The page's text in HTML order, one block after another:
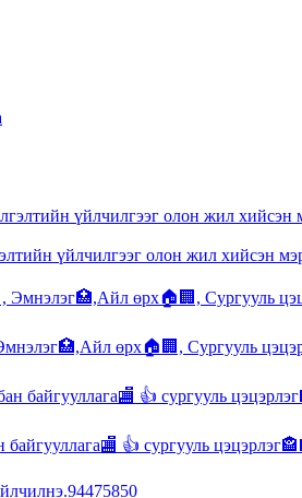
үйлчилгээг олон жил хийсэн
өрх🏠🏢, Сургууль
👍 сургууль